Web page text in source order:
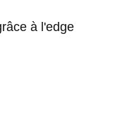
à l'edge